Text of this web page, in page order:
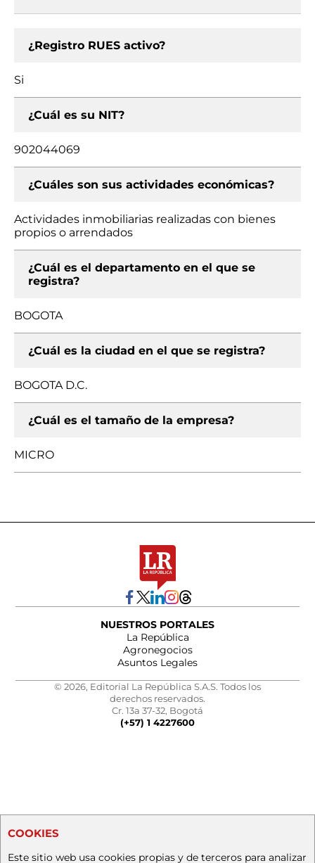
¿Registro RUES activo?
Si
¿Cuál es su NIT?
902044069
¿Cuáles son sus actividades económicas?
Actividades inmobiliarias realizadas con bienes
propios o arrendados
¿Cuál es el departamento en el que se
registra?
BOGOTA
¿Cuál es la ciudad en el que se registra?
BOGOTA D.C.
¿Cuál es el tamaño de la empresa?
MICRO
NUESTROS PORTALES
La República
Agronegocios
Asuntos Legales
© 2026, Editorial La República S.A.S. Todos los
derechos reservados.
Cr. 13a 37-32, Bogotá
(+57) 1 4227600
COOKIES
Este sitio web usa cookies propias y de terceros para analizar